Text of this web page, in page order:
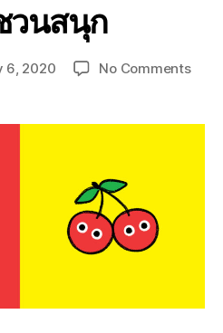
วนสนุก
6, 2020 No Comments